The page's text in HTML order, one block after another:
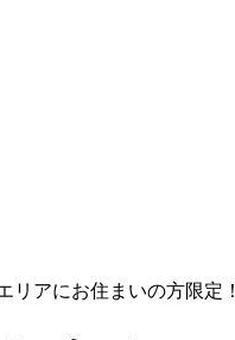
リアにお住まいの方限定！